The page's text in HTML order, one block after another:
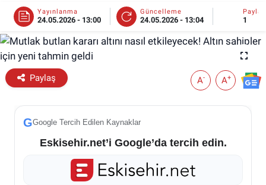
Yayınlanma
24.05.2026 - 13:00
Güncelleme
24.05.2026 - 13:04 1
Paylaş A- A+
GGoogle Tercih Edilen Kaynaklar
Eskisehir.net’i Google’da tercih edin.
ESKİŞEHİR NÖBETÇİ ECZANELER
Eskişehir Haber İçerikleri
Eskişehir Hava Durumu
Eskişehir Otobüs Saatleri